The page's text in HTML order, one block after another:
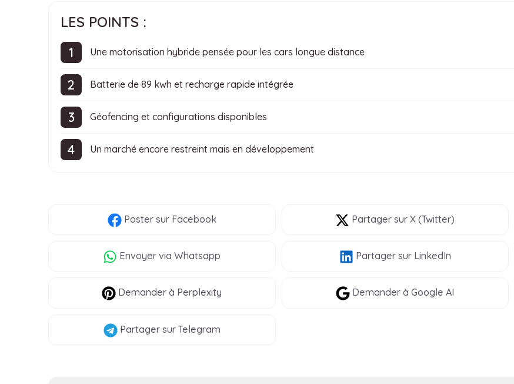
LES POINTS :
Une motorisation hybride pensée pour les cars longue distance
Batterie de 89 kwh et recharge rapide intégrée
Géofencing et configurations disponibles
Un marché encore restreint mais en développement
Postersur Facebook Partager sur X (Twitter)
Envoyer via Whatsapp Partagersur LinkedIn
Demander à Perplexity Demander à Google AI
Partagersur Telegram